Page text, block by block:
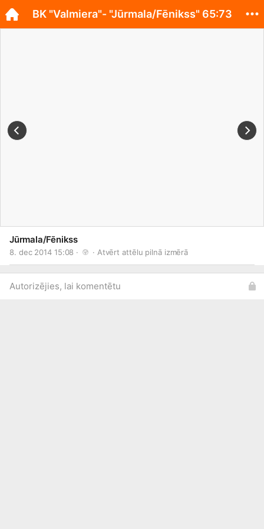
Jūrmala/Fēnikss
8. dec 2014 15:08 · · Atvērt attēlu pilnā izmērā
Autorizējies, lai komentētu
BK "Valmiera"- "Jūrmala/Fēnikss" 65:73